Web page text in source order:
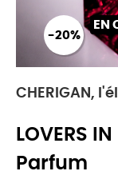
-20%
EN
CHERIGAN,
LOVERS
Parfum